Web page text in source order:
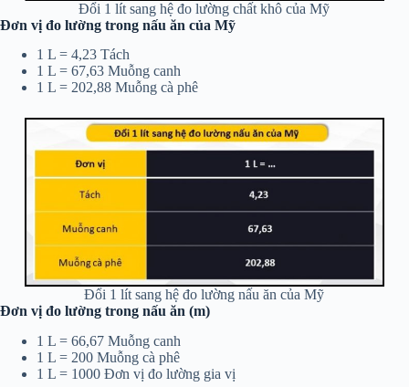
Đổi 1 lít sang hệ đo lường chất khô của Mỹ
Đơn vị đo lường trong nấu ăn của Mỹ
1 L = 4,23 Tách
1 L = 67,63 Muỗng canh
1 L = 202,88 Muỗng cà phê
Đổi 1 lít sang hệ đo lường nấu ăn của Mỹ
Đơn vị đo lường trong nấu ăn (m)
1 L = 66,67 Muỗng canh
1 L = 200 Muỗng cà phê
1 L = 1000 Đơn vị đo lường gia vị